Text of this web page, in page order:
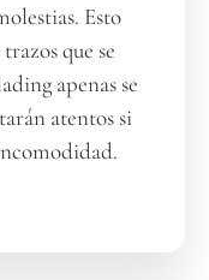
Esto
que se
apenas se
atentos si